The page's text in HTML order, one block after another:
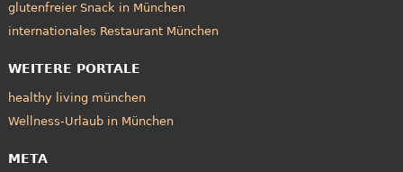
glutenfreier Snack in München
internationales Restaurant München
WEITERE PORTALE
healthy living münchen
Wellness-Urlaub in München
META